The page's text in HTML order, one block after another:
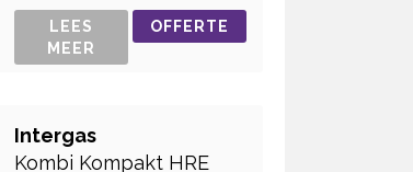
LEES
MEER
OFFERTE
Intergas
Kombi Kompakt HRE